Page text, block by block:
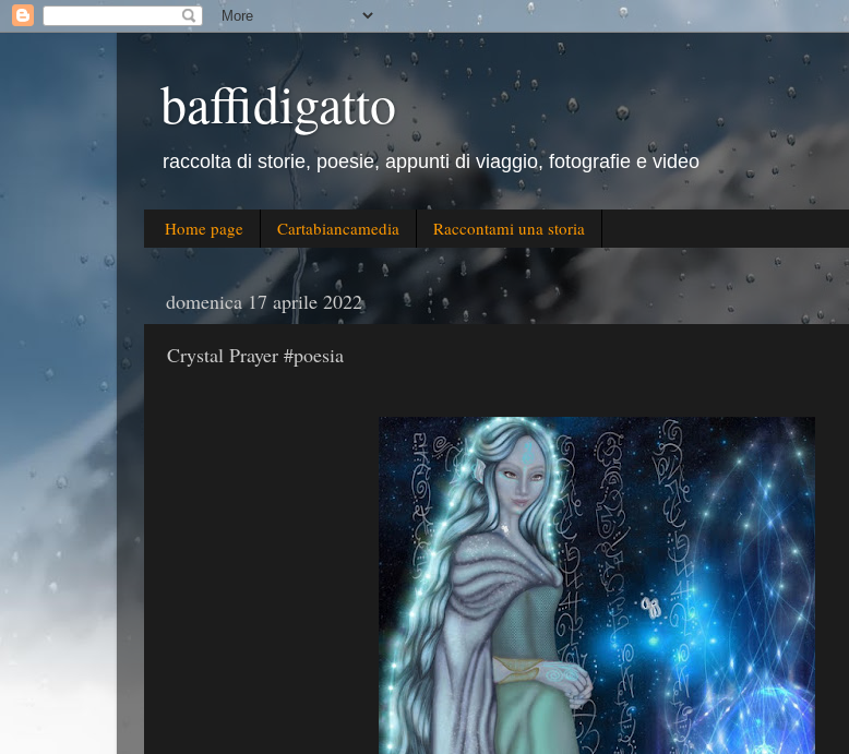
baffidigatto
raccolta di storie, poesie, appunti di viaggio, fotografie e video
Home page Cartabiancamedia Raccontami una storia
domenica 17 aprile 2022
Crystal Prayer #poesia